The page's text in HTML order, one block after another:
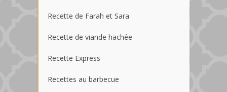
Recette de Farah et Sara
Recette de viande hachée
Recette Express
Recettes au barbecue